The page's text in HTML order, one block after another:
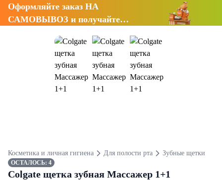
Оформляйте заказ НА
САМОВЫВОЗ и получайте
Косметика и личная гигиена Для полости рта Зубные щетки
ОСТАЛОСЬ: 4
Colgate щетка зубная Массажер 1+1